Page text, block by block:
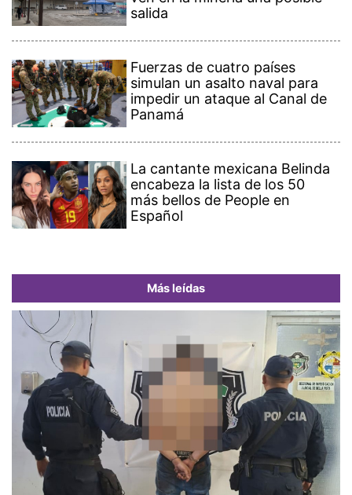
salida
Fuerzas de cuatro países
simulan un asalto naval para
impedir un ataque al Canal de
Panamá
La cantante mexicana Belinda
encabeza la lista de los 50
más bellos de People en
Español
Más leídas